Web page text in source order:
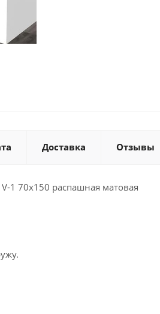
Доставка Отзывы
1 70х150 распашная матовая